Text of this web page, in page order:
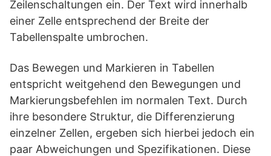
Zeilenschaltungen ein. Der Text wird innerhalb
einer Zelle entsprechend der Breite der
Tabellenspalte umbrochen.
Das Bewegen und Markieren in Tabellen
entspricht weitgehend den Bewegungen und
Markierungsbefehlen im normalen Text. Durch
ihre besondere Struktur, die Differenzierung
einzelner Zellen, ergeben sich hierbei jedoch ein
paar Abweichungen und Spezifikationen. Diese